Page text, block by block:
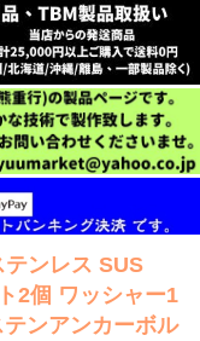
ンレス SUS
2個 ワッシャー1
ンアンカーボル